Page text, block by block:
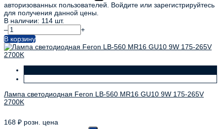
авторизованных пользователей. Войдите или зарегистрируйтесь
для получения данной цены.
В наличии: 114 шт.
–
+
В корзину
Лампа светодиодная Feron LB-560 MR16 GU10 9W 175-265V
2700K
168 ₽ розн. цена